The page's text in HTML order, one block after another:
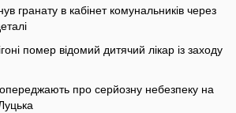
гранату в кабінет комунальників через
помер відомий дитячий лікар із заходу
про серйозну небезпеку на